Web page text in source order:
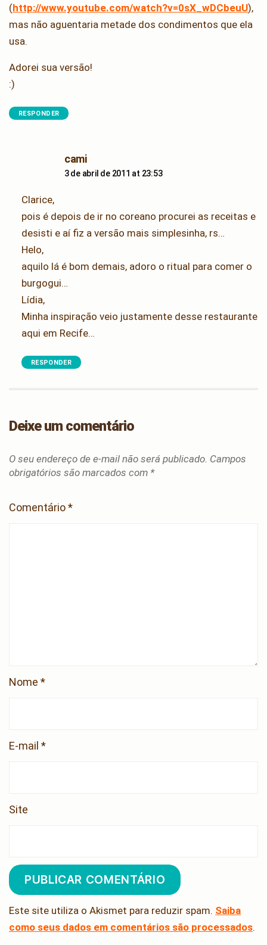
(http://www.youtube.com/watch?v=0sX_wDCbeuU),
mas não aguentaria metade dos condimentos que ela
usa.
Adorei sua versão!
:)
RESPONDER
camisays:
3 de abril de 2011 at 23:53
Clarice,
pois é depois de ir no coreano procurei as receitas e
desisti e aí fiz a versão mais simplesinha, rs…
Helo,
aquilo lá é bom demais, adoro o ritual para comer o
burgogui…
Lídia,
Minha inspiração veio justamente desse restaurante
aqui em Recife…
RESPONDER
Deixe um comentário
O seu endereço de e-mail não será publicado. Campos
obrigatórios são marcados com *
Comentário*
Nome *
E-mail *
Site
Este site utiliza o Akismet para reduzir spam. Saiba
como seus dados em comentários são processados.